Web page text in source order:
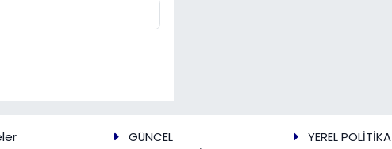
GÜNCEL
YEREL POLİTİKA